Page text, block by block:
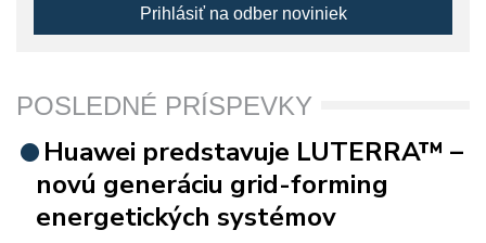
Prihlásiť na odber noviniek
POSLEDNÉ PRÍSPEVKY
Huawei predstavuje LUTERRA™ –
novú generáciu grid-forming
energetických systémov